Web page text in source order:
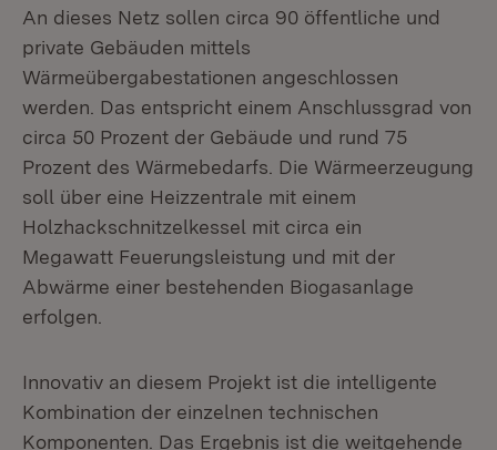
An dieses Netz sollen circa 90 öffentliche und
private Gebäuden mittels
Wärmeübergabestationen angeschlossen
werden. Das entspricht einem Anschlussgrad von
circa 50 Prozent der Gebäude und rund 75
Prozent des Wärmebedarfs. Die Wärmeerzeugung
soll über eine Heizzentrale mit einem
Holzhackschnitzelkessel mit circa ein
Megawatt Feuerungsleistung und mit der
Abwärme einer bestehenden Biogasanlage
erfolgen.
Innovativ an diesem Projekt ist die intelligente
Kombination der einzelnen technischen
Komponenten. Das Ergebnis ist die weitgehende